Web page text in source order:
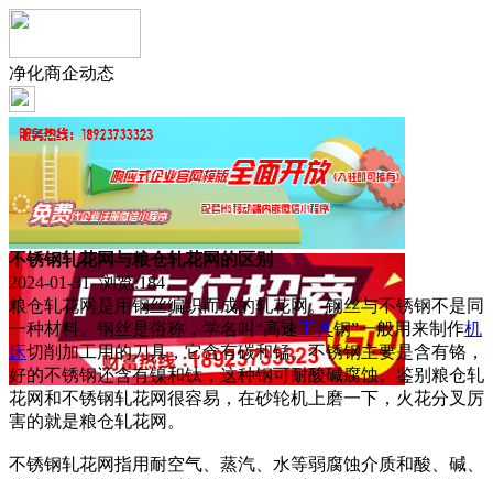
净化商企动态
不锈钢轧花网与粮仓轧花网的区别
2024-01-31 浏览:184
粮仓轧花网是用钢丝编织而成的轧花网。钢丝与不锈钢不是同
一种材料。钢丝是俗称，学名叫“高速工具钢”一般用来制作机
床切削加工用的刀具，它含有碳和锰。不锈钢主要是含有铬，
好的不锈钢还含有镍和钛，这种钢可耐酸碱腐蚀。鉴别粮仓轧
花网和不锈钢轧花网很容易，在砂轮机上磨一下，火花分叉厉
害的就是粮仓轧花网。
不锈钢轧花网指用耐空气、蒸汽、水等弱腐蚀介质和酸、碱、